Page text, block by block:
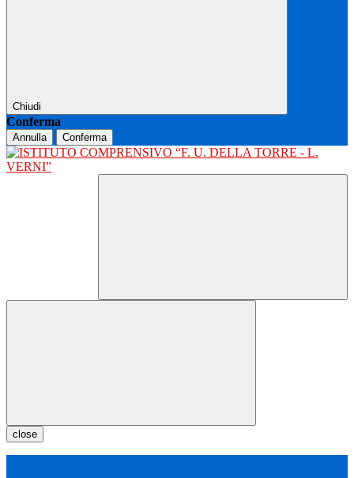
Chiudi
Conferma
Annulla Conferma
close